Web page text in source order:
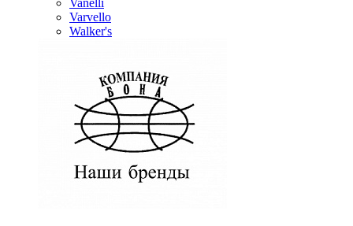
Vanelli
Varvello
Walker's